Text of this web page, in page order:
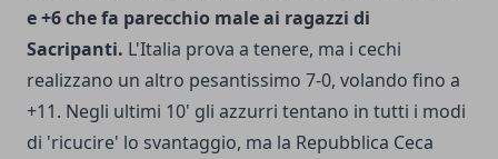
e +6 che fa parecchio male ai ragazzi di
Sacripanti. L'Italia prova a tenere, ma i cechi
realizzano un altro pesantissimo 7-0, volando fino a
+11. Negli ultimi 10' gli azzurri tentano in tutti i modi
di 'ricucire' lo svantaggio, ma la Repubblica Ceca